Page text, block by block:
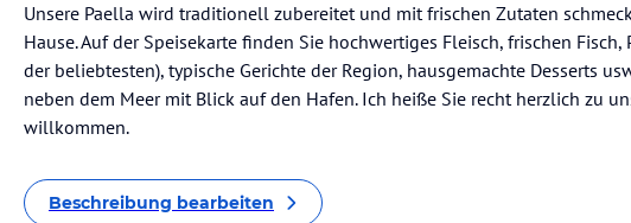
Unsere Paella wird traditionell zubereitet und mit frischen Zutaten
Hause. Auf der Speisekarte finden Sie hochwertiges Fleisch, frischen
der beliebtesten), typische Gerichte der Region, hausgemachte Desserts
neben dem Meer mit Blick auf den Hafen. Ich heiße Sie recht herzlich zu
willkommen.
Beschreibung bearbeiten